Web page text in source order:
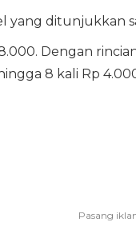
yang ditunjukkan
Dengan
8 kali Rp